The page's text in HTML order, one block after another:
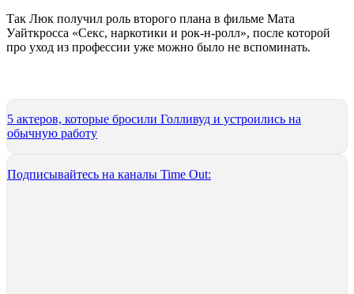
Так Люк получил роль второго плана в фильме Мата
Уайткросса «Секс, наркотики и рок-н-ролл», после которой
про уход из профессии уже можно было не вспоминать.
5 актеров, которые бросили Голливуд и устроились на
обычную работу
Подписывайтесь на каналы Time Out: